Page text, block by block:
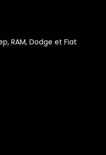
RAM, Dodge et Fiat